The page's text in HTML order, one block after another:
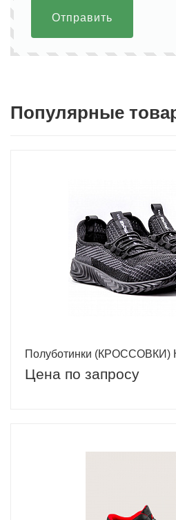
Отправить
Популярные
Полуботинки
Цена по запросу